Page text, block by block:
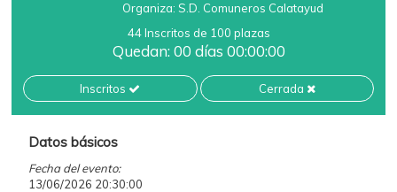
Organiza: S.D. Comuneros Calatayud
44 Inscritos de 100 plazas
Quedan: 00 días 00:00:00
Inscritos Cerrada
Datos básicos
Fecha del evento:
13/06/2026 20:30:00